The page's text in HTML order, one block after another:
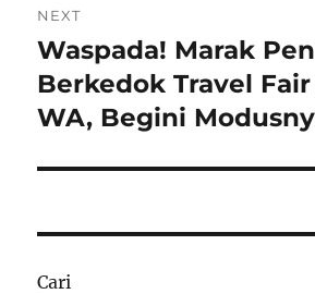
NEXT
Next
post:
Waspada! Marak
Berkedok Travel
WA, Begini
Cari